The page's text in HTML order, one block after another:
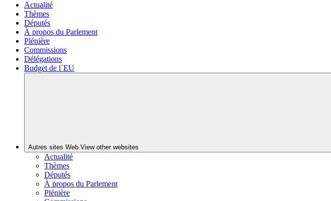
Actualité
Thèmes
Députés
À propos du Parlement
Plénière
Commissions
Délégations
Budget de l´EU
Autres sites Web View other websites
Actualité
Thèmes
Députés
À propos du Parlement
Plénière